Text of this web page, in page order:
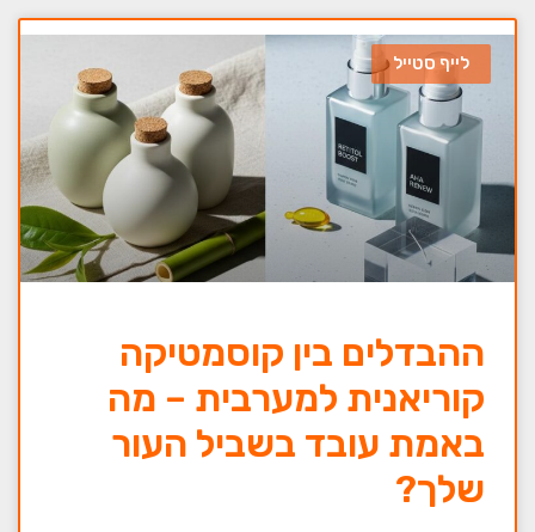
לייף סטייל
ההבדלים בין קוסמטיקה
קוריאנית למערבית – מה
באמת עובד בשביל העור
שלך?